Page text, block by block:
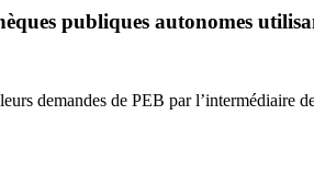
publiques autonomes
demandes de PEB par l’intermédiaire